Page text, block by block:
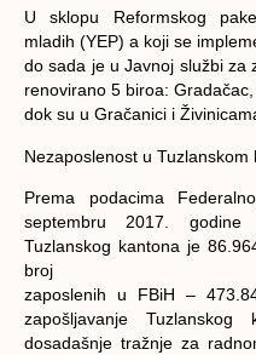
U sklopu Reformskog
mladih (YEP) a koji se
do sada je u Javnoj službi za
renovirano 5 biroa:
dok su u Gračanici i
Nezaposlenost u Tuzlanskom
Prema podacima
septembru 2017.
Tuzlanskog kantona je
broj
zaposlenih u FBiH –
zapošljavanje
dosadašnje tražnje za